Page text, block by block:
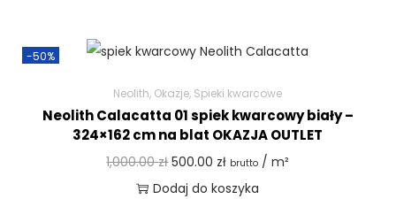
-50%
Neolith, Okazje, Spieki kwarcowe
Neolith Calacatta 01 spiek kwarcowy biały –
324×162 cm na blat OKAZJA OUTLET
1,000.00zł 500.00 zł brutto / m²
Dodaj do koszyka